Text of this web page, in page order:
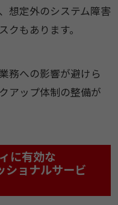
想定外のシステム障害
もあります。
務への影響が避けら
アップ体制の整備が
に有効な
ショナルサービ